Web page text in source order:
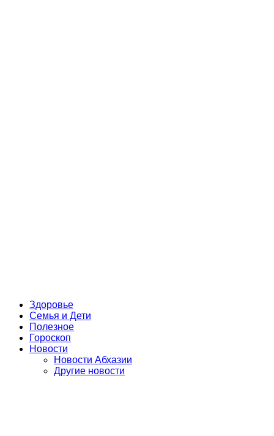
Здоровье
Семья и Дети
Полезное
Гороскоп
Новости
Новости Абхазии
Другие новости